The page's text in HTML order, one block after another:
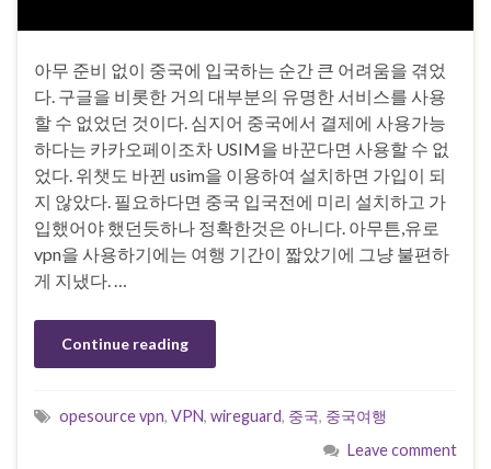
아무 준비 없이 중국에 입국하는 순간 큰 어려움을 겪었
다. 구글을 비롯한 거의 대부분의 유명한 서비스를 사용
할 수 없었던 것이다. 심지어 중국에서 결제에 사용가능
하다는 카카오페이조차 USIM을 바꾼다면 사용할 수 없
었다. 위챗도 바뀐 usim을 이용하여 설치하면 가입이 되
지 않았다. 필요하다면 중국 입국전에 미리 설치하고 가
입했어야 했던듯하나 정확한것은 아니다. 아무튼,유로
vpn을 사용하기에는 여행 기간이 짧았기에 그냥 불편하
게 지냈다. …
Continue reading
opesource vpn, VPN, wireguard, 중국, 중국여행
Leave comment